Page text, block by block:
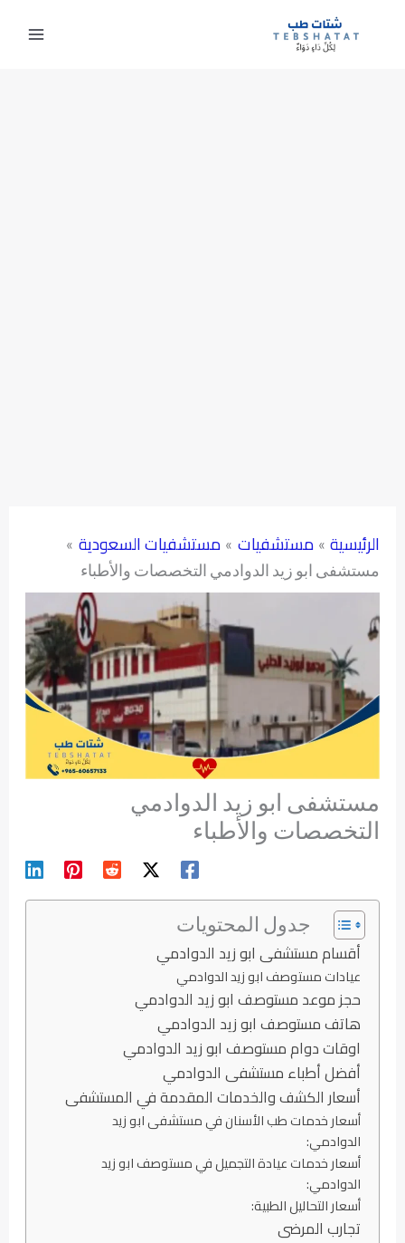
الرئيسية مستشفيات مستشفيات السعودية
مستشفى ابو زيد الدوادمي التخصصات والأطباء
مستشفى ابو زيد الدوادمي
التخصصات والأطباء
جدول المحتويات
أقسام مستشفى ابو زيد الدوادمي
عيادات مستوصف ابو زيد الدوادمي
حجز موعد مستوصف ابو زيد الدوادمي
هاتف مستوصف ابو زيد الدوادمي
اوقات دوام مستوصف ابو زيد الدوادمي
أفضل أطباء مستشفى الدوادمي
أسعار الكشف والخدمات المقدمة في المستشفى
أسعار خدمات طب الأسنان في مستشفى ابو زيد
الدوادمي:
أسعار خدمات عيادة التجميل في مستوصف ابو زيد
الدوادمي:
أسعار التحاليل الطبية:
تجارب المرضى